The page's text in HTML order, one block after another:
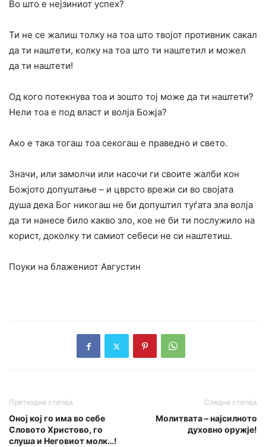
Во што е нејзиниот успех?
Ти не се жалиш толку на тоа што твојот противник сакал
да ти наштети, колку на тоа што ти наштетил и можел
да ти наштети!
Од кого потекнува тоа и зошто тој може да ти наштети?
Нели тоа е под власт и волја Божја?
Ако е така тогаш тоа секогаш е праведно и свето.
Значи, или замолчи или насочи ги своите жалби кон
Божјото допуштање – и цврсто врежи си во својата
душа дека Бог никогаш не би допуштил туѓата зла волја
да ти нанесе било какво зло, кое не би ти послужило на
корист, доколку ти самиот себеси не си наштетиш.
Поуки на блажениот Августин
Претходна статија
Оној кој го има во себе
Словото Христово, го
слуша и Неговиот молк…!
Следна статија
Молитвата – најсилното
духовно оружје!